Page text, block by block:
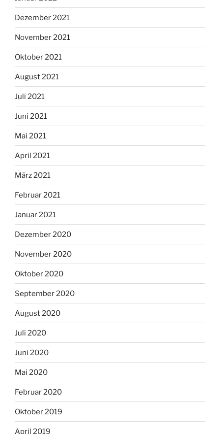
Dezember 2021
November 2021
Oktober 2021
August 2021
Juli 2021
Juni 2021
Mai 2021
April 2021
März 2021
Februar 2021
Januar 2021
Dezember 2020
November 2020
Oktober 2020
September 2020
August 2020
Juli 2020
Juni 2020
Mai 2020
Februar 2020
Oktober 2019
April 2019